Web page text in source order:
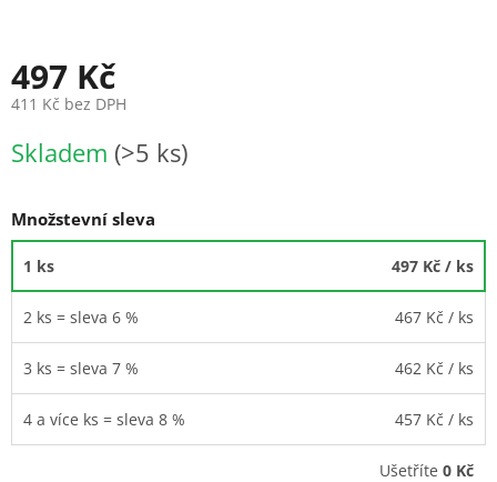
497 Kč
411 Kč bez DPH
cena:
Skladem (>5 ks)
Množstevní sleva
1 ks 497 Kč / ks
2 ks = sleva 6 % 467 Kč / ks
3 ks = sleva 7 % 462 Kč / ks
4 a více ks = sleva 8 % 457 Kč / ks
Ušetříte 0 Kč